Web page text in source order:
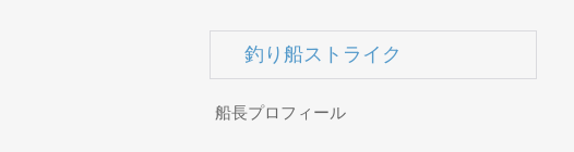
釣り船ストライク
船長プロフィール